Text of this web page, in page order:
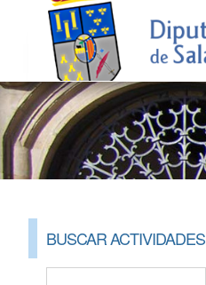
BUSCAR ACTIVIDADES